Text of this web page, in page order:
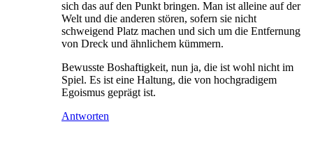
sich das auf den Punkt bringen. Man ist alleine auf der
Welt und die anderen stören, sofern sie nicht
schweigend Platz machen und sich um die Entfernung
von Dreck und ähnlichem kümmern.
Bewusste Boshaftigkeit, nun ja, die ist wohl nicht im
Spiel. Es ist eine Haltung, die von hochgradigem
Egoismus geprägt ist.
Antworten